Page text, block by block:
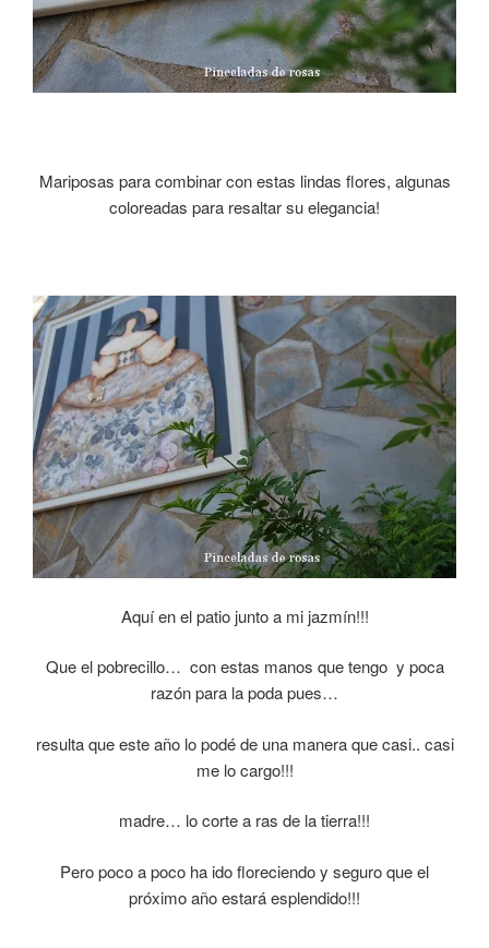
Mariposas para combinar con estas lindas flores, algunas
coloreadas para resaltar su elegancia!
Aquí en el patio junto a mi jazmín!!!
Que el pobrecillo… con estas manos que tengo y poca
razón para la poda pues…
resultaque este año lo podé de una manera que casi.. casi
me lo cargo!!!
madre… lo corte a ras de la tierra!!!
Pero poco a poco ha ido floreciendo y seguro que el
próximo año estará esplendido!!!